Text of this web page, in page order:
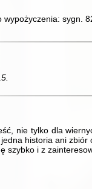
wypożyczenia: sygn.
nie tylko dla
historia ani zbiór
szybko i z